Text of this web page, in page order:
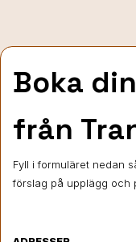
Boka
från
Fyll i formuläret nedan
förslag på upplägg och